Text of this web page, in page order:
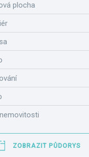
plocha
ZOBRAZIT PŮDORYS